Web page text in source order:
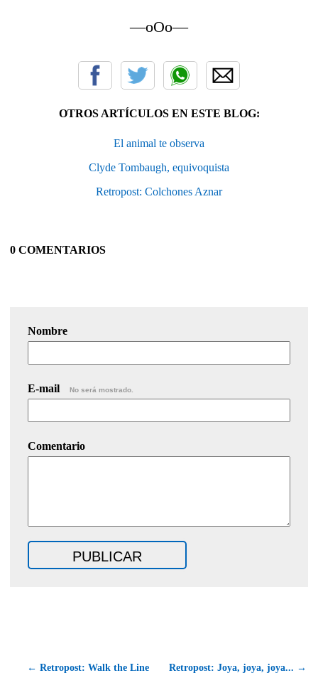
—oOo—
OTROS ARTÍCULOS EN ESTE BLOG:
El animal te observa
Clyde Tombaugh, equivoquista
Retropost: Colchones Aznar
0 COMENTARIOS
Nombre
E-mail No será mostrado.
Comentario
← Retropost: Walk the Line Retropost: Joya, joya, joya... →